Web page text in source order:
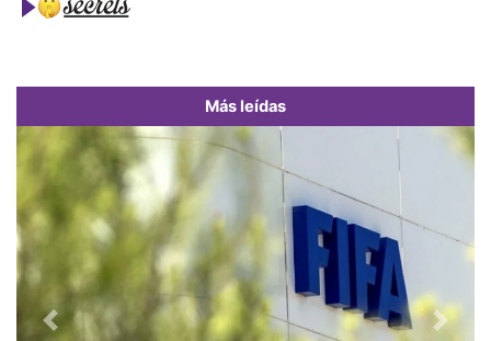
Más leídas
Previous Next